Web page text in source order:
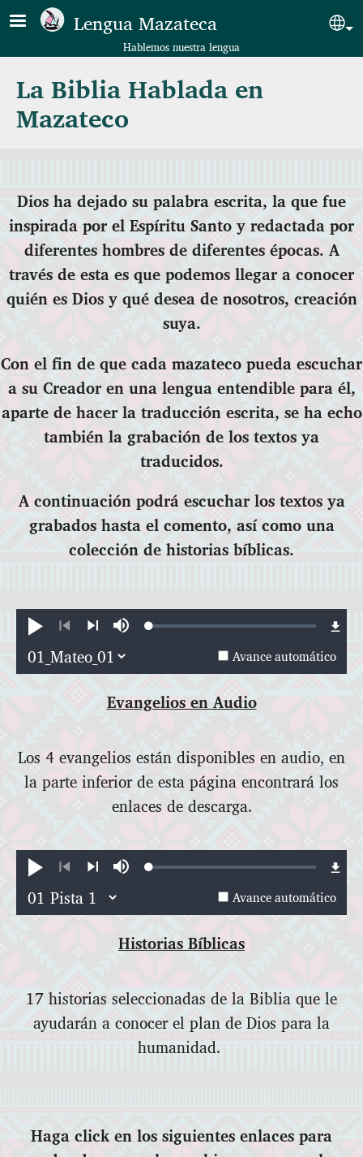
Pasar al contenido principal
Lengua Mazateca
Hablemos nuestra lengua
La Biblia Hablada en
Mazateco
Dios ha dejado su palabra escrita, la que fue
inspirada por el Espíritu Santo y redactada por
diferentes hombres de diferentes épocas. A
través de esta es que podemos llegar a conocer
quién es Dios y qué desea de nosotros, creación
suya.
Con el fin de que cada mazateco pueda escuchar
a su Creador en una lengua entendible para él,
aparte de hacer la traducción escrita, se ha echo
también la grabación de los textos ya
traducidos.
A continuación podrá escuchar los textos ya
grabados hasta el comento, así como una
colección de historias bíblicas.
Reproducir
AnteriorSiguiente
SilenciarLoaded:
Avance automático
Evangelios en Audio
Los 4 evangelios están disponibles en audio, en
la parte inferior de esta página encontrará los
enlaces de descarga.
Reproducir SilenciarLoaded:
Avance automático
Historias Bíblicas
17 historias seleccionadas de la Biblia que le
ayudarán a conocer el plan de Dios para la
humanidad.
Haga click en los siguientes enlaces para